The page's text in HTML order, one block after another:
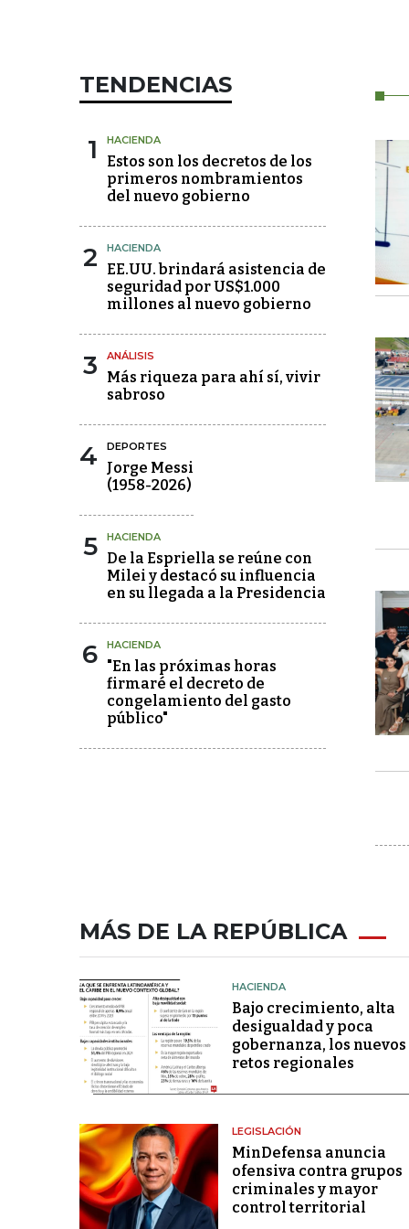
TENDENCIAS
1 HACIENDA
Estos son los decretos de los
primeros nombramientos
del nuevo gobierno
2 HACIENDA
EE.UU. brindará asistencia de
seguridad por US$1.000
millones al nuevo gobierno
3 ANÁLISIS
Más riqueza para ahí sí, vivir
sabroso
4 DEPORTES
Jorge Messi
(1958-2026)
5 HACIENDA
De la Espriella se reúne con
Milei y destacó su influencia
en su llegada a la Presidencia
6 HACIENDA
"En las próximas horas
firmaré el decreto de
congelamiento del gasto
público"
MÁS DE LA REPÚBLICA
HACIENDA
Bajo crecimiento, alta
desigualdad y poca
gobernanza, los nuevos
retos regionales
LEGISLACIÓN
MinDefensa anuncia
ofensiva contra grupos
criminales y mayor
control territorial